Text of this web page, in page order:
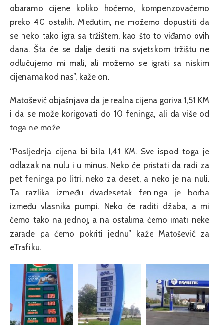
obaramo cijene koliko hoćemo, kompenzovaćemo
preko 40 ostalih. Međutim, ne možemo dopustiti da
se neko tako igra sa tržištem, kao što to viđamo ovih
dana. Šta će se dalje desiti na svjetskom tržištu ne
odlučujemo mi mali, ali možemo se igrati sa niskim
cijenama kod nas”, kaže on.
Matošević objašnjava da je realna cijena goriva 1,51 KM
i da se može korigovati do 10 feninga, ali da više od
toga ne može.
“Posljednja cijena bi bila 1,41 KM. Sve ispod toga je
odlazak na nulu i u minus. Neko će pristati da radi za
pet feninga po litri, neko za deset, a neko je na nuli.
Ta razlika između dvadesetak feninga je borba
između vlasnika pumpi. Neko će raditi džaba, a mi
ćemo tako na jednoj, a na ostalima ćemo imati neke
zarade pa ćemo pokriti jednu”, kaže Matošević za
eTrafiku.